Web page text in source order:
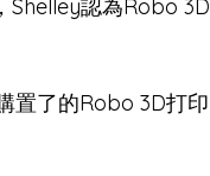
Shelley認為Robo 3D